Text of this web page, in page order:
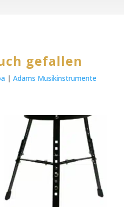
gefallen
|Adams Musikinstrumente